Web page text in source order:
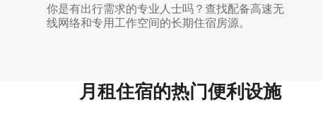
你是有出行需求的专业人士吗？查找配备高速无
线网络和专用工作空间的长期住宿房源。
月租住宿的热门便利设施